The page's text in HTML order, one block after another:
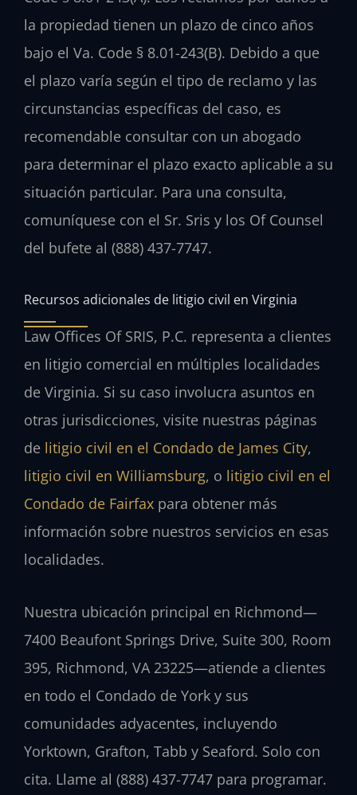
la propiedad tienen un plazo de cinco años
bajo el Va. Code § 8.01-243(B). Debido a que
el plazo varía según el tipo de reclamo y las
circunstancias específicas del caso, es
recomendable consultar con un abogado
para determinar el plazo exacto aplicable a su
situación particular. Para una consulta,
comuníquese con el Sr. Sris y los Of Counsel
del bufete al (888) 437-7747.
Recursos adicionales de litigio civil en Virginia
Law Offices Of SRIS, P.C. representa a clientes
en litigio comercial en múltiples localidades
de Virginia. Si su caso involucra asuntos en
otras jurisdicciones, visite nuestras páginas
de litigio civil en el Condado de James City,
litigio civil en Williamsburg, o litigio civil en el
Condado de Fairfax para obtener más
información sobre nuestros servicios en esas
localidades.
Nuestra ubicación principal en Richmond—
7400 Beaufont Springs Drive, Suite 300, Room
395, Richmond, VA 23225—atiende a clientes
en todo el Condado de York y sus
comunidades adyacentes, incluyendo
Yorktown, Grafton, Tabb y Seaford. Solo con
cita. Llame al (888) 437-7747 para programar.